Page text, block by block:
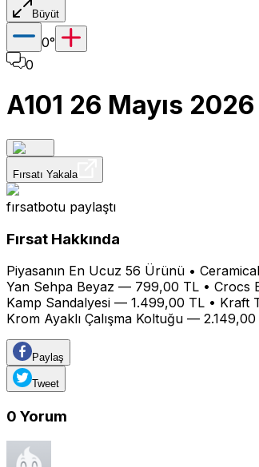
Büyüt
0°
0
A101 26 Mayıs
Fırsatı Yakala
fırsatbotu paylaştı
Fırsat Hakkında
Piyasanın En Ucuz 56 Ürünü •
Yan Sehpa Beyaz — 799,00 TL • Crocs
Kamp Sandalyesi — 1.499,00 TL • Kraft
Krom Ayaklı Çalışma Koltuğu —
Paylaş
Tweet
0 Yorum